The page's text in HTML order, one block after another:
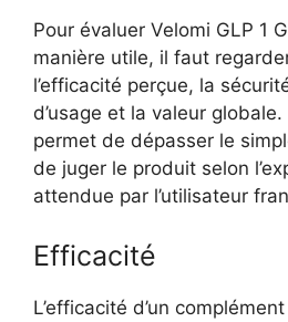
Pour évaluer Velomi GLP 1
manière utile, il faut
l’efficacité perçue, la
d’usage et la valeur globale.
permet de dépasser le
de juger le produit selon
attendue par l’utilisateur
Efficacité
L’efficacité d’un